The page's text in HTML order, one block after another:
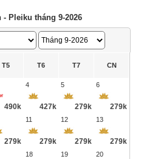
Pleiku tháng 9-2026
T5 T6 T7 CN
490k
4
427k
5
279k
6
279k
279k
11
279k
12
279k
13
279k
18 19 20